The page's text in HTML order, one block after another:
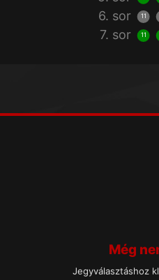
6. sor 11
7. sor 11
Még
Jegyválasztáshoz